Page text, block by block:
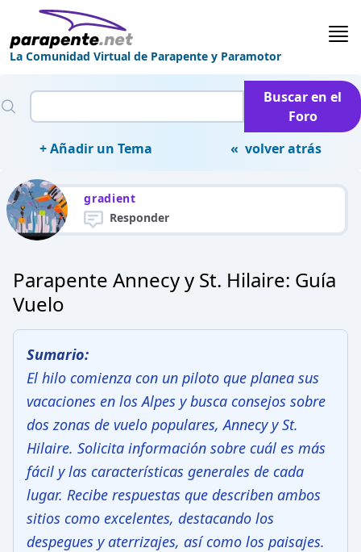
La Comunidad Virtual de Parapente y Paramotor
Buscar en el
Foro
+ Añadir un Tema
« volver atrás
gradient
Responder
Parapente Annecy y St. Hilaire: Guía
Vuelo
Sumario:
El hilo comienza con un piloto que planea sus
vacaciones en los Alpes y busca consejos sobre
dos zonas de vuelo populares, Annecy y St.
Hilaire. Solicita información sobre cuál es más
fácil y las características generales de cada
lugar. Recibe respuestas que describen ambos
sitios como excelentes, destacando los
despegues y aterrizajes, así como los paisajes.